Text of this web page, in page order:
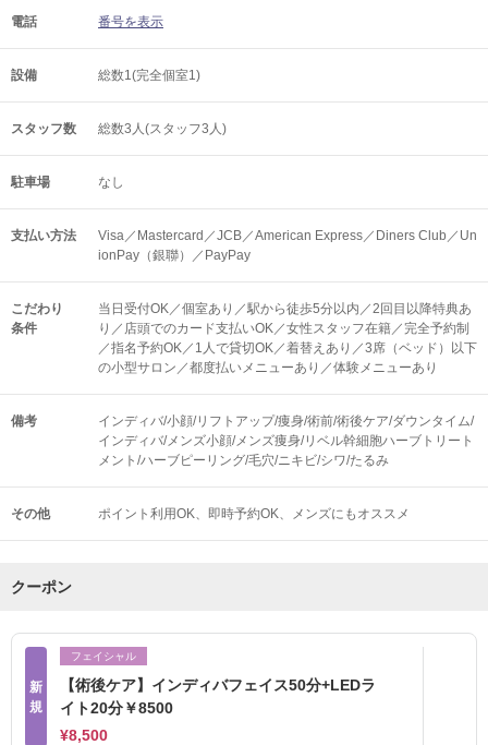
電話 番号を表示
設備 総数1(完全個室1)
スタッフ数 総数3人(スタッフ3人)
駐車場 なし
支払い方法
Visa／Mastercard／JCB／American Express／Diners Club／Un
ionPay（銀聯）／PayPay
こだわり
条件
当日受付OK／個室あり／駅から徒歩5分以内／2回目以降特典あ
り／店頭でのカード支払いOK／女性スタッフ在籍／完全予約制
／指名予約OK／1人で貸切OK／着替えあり／3席（ベッド）以下
の小型サロン／都度払いメニューあり／体験メニューあり
備考
インディバ/小顔/リフトアップ/痩身/術前/術後ケア/ダウンタイム/
インディバ/メンズ小顔/メンズ痩身/リベル幹細胞ハーブトリート
メント/ハーブピーリング/毛穴/ニキビ/シワ/たるみ
その他 ポイント利用OK 即時予約OK メンズにもオススメ
クーポン
新
規
フェイシャル
【術後ケア】インディバフェイス50分+LEDラ
イト20分￥8500
¥8,500